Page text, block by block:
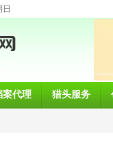
案代理 猎头服务